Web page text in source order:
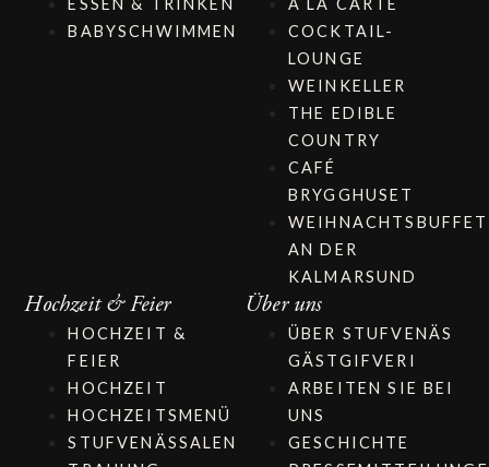
BABYSCHWIMMEN
COCKTAIL-
LOUNGE
WEINKELLER
THE EDIBLE
COUNTRY
CAFÉ
BRYGGHUSET
WEIHNACHTSBUFFET
AN DER
KALMARSUND
Hochzeit & Feier
HOCHZEIT &
FEIER
HOCHZEIT
HOCHZEITSMENÜ
STUFVENÄSSALEN
Über uns
ÜBER STUFVENÄS
GÄSTGIFVERI
ARBEITEN SIE BEI
UNS
GESCHICHTE